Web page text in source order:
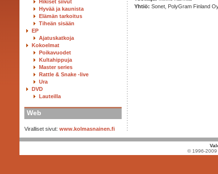
Hikiset siivut
Hyvää ja kaunista
Elämän tarkoitus
Tiheän sisään
EP
Ajatuskatkoja
Kokoelmat
Poikavuodet
Kultahippuja
Master series
Rattle & Snake -live
Ura
DVD
Lauteilla
Web
Viralliset sivut: www.kolmasnainen.fi
Yhtiö: Sonet, PolyGram Finland
© 1996-2009